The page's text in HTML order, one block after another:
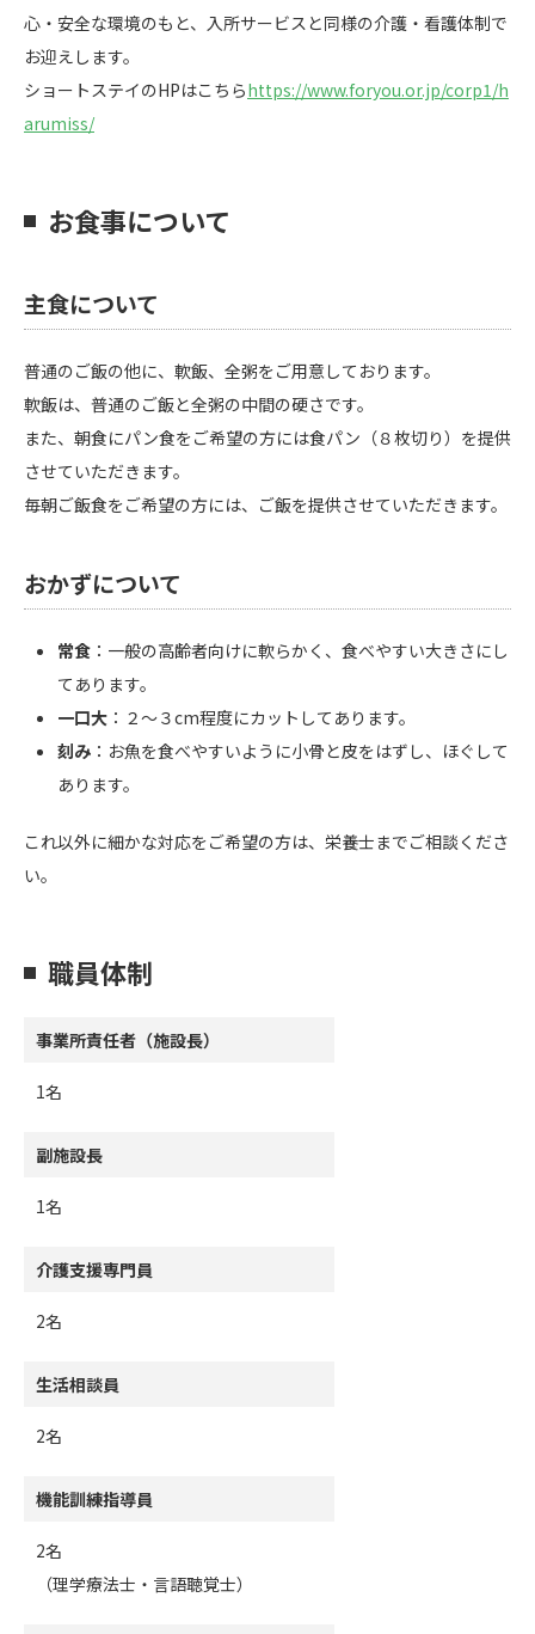
心・安全な環境のもと、入所サービスと同様の介護・看護体制で
お迎えします。
ショートステイのHPはこちらhttps://www.foryou.or.jp/corp1/h
arumiss/
お食事について
主食について
普通のご飯の他に、軟飯、全粥をご用意しております。
軟飯は、普通のご飯と全粥の中間の硬さです。
また、朝食にパン食をご希望の方には食パン（８枚切り）を提供
させていただきます。
毎朝ご飯食をご希望の方には、ご飯を提供させていただきます。
おかずについて
常食 ：一般の高齢者向けに軟らかく、食べやすい大きさにし
てあります。
一口大 ：２～３cm程度にカットしてあります。
刻み ：お魚を食べやすいように小骨と皮をはずし、ほぐして
あります。
これ以外に細かな対応をご希望の方は、栄養士までご相談くださ
い。
職員体制
事業所責任者（施設長）
1名
副施設長
1名
介護支援専門員
2名
生活相談員
2名
機能訓練指導員
2名
（理学療法士・言語聴覚士）